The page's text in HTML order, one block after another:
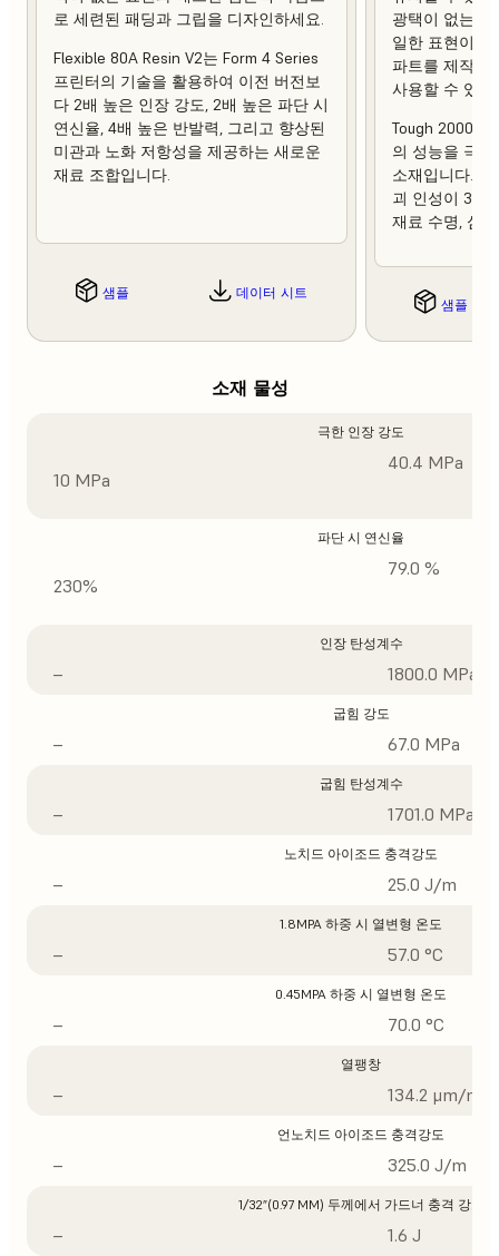
로 세련된 패딩과 그립을 디자인하세요.
Flexible 80A Resin V2는 Form 4 Series
프린터의 기술을 활용하여 이전 버전보
다 2배 높은 인장 강도, 2배 높은 파단 시
연신율, 4배 높은 반발력, 그리고 향상된
미관과 노화 저항성을 제공하는 새로운
재료 조합입니다.
샘플 데이터 시트
광택이 없는
일한 표현이
파트를 제작하
사용할 수 있습
Tough 2000
의 성능을 극
소재입니다.
괴 인성이 3배
재료 수명, 심
샘플
소재 물성
극한 인장 강도
10 MPa
40.4 MPa
파단 시 연신율
230%
79.0 %
인장 탄성계수
– 1800.0 MPa
굽힘 강도
– 67.0 MPa
굽힘 탄성계수
– 1701.0 MPa
노치드 아이조드 충격강도
– 25.0 J/m
1.8MPA 하중 시 열변형 온도
– 57.0 °C
0.45MPA 하중 시 열변형 온도
– 70.0 °C
열팽창
– 134.2 μm/m/
언노치드 아이조드 충격강도
– 325.0 J/m
1/32”(0.97 MM) 두께에서 가드너 충격 강도
– 1.6 J